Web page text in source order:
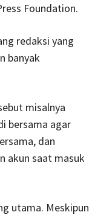
Foundation.
redaksi yang
banyak
misalnya
bersama agar
dan
akun saat masuk
utama. Meskipun